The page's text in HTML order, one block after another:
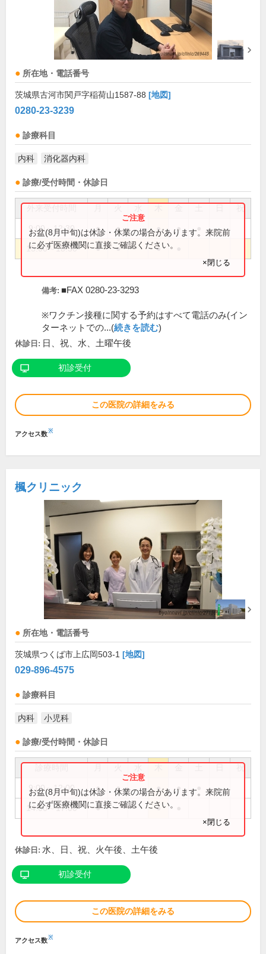
所在地・電話番号
茨城県古河市関戸字稲荷山1587-88 [地図]
0280-23-3239
診療科目
内科 消化器内科
診療/受付時間・休診日
祝
9:00～12:30 ● ● ● ●
15:00～18:30 ● ● ●
お盆(8月中旬)は休診・休業の場合があります。来院前
に必ず医療機関に直接ご確認ください。
×閉じる
備考: ■FAX 0280-23-3293
※ワクチン接種に関する予約はすべて電話のみ(イン
ターネットでの...(続きを読む)
休診日: 日、祝、水、土曜午後
初診受付
この医院の詳細をみる
アクセス数※
楓クリニック
所在地・電話番号
茨城県つくば市上広岡503-1 [地図]
029-896-4575
診療科目
内科 小児科
診療/受付時間・休診日
祝
9:00～12:00 ● ● ● ●
14:00～17:00 ● ●
お盆(8月中旬)は休診・休業の場合があります。来院前
に必ず医療機関に直接ご確認ください。
×閉じる
休診日: 水、日、祝、火午後、土午後
初診受付
この医院の詳細をみる
アクセス数※